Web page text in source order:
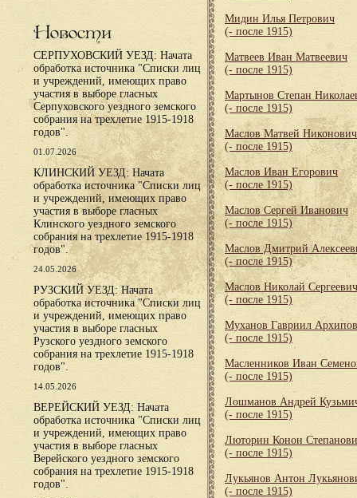
Новости
СЕРПУХОВСКИЙ УЕЗД: Начата
обработка источника "Списки лиц
и учреждений, имеющих право
участия в выборе гласных
Серпуховского уездного земского
собрания на трехлетие 1915-1918
годов".
01.07.2026
КЛИНСКИЙ УЕЗД: Начата
обработка источника "Списки лиц
и учреждений, имеющих право
участия в выборе гласных
Клинского уездного земского
собрания на трехлетие 1915-1918
годов".
24.05.2026
РУЗСКИЙ УЕЗД: Начата
обработка источника "Списки лиц
и учреждений, имеющих право
участия в выборе гласных
Рузского уездного земского
собрания на трехлетие 1915-1918
годов".
14.05.2026
ВЕРЕЙСКИЙ УЕЗД: Начата
обработка источника "Списки лиц
и учреждений, имеющих право
участия в выборе гласных
Верейского уездного земского
собрания на трехлетие 1915-1918
годов".
Мидин Илья Петрович
(- после 1915)
Матвеев Иван Матвеевич
(- после 1915)
Мартынов Степан
(- после 1915)
Маслов Матвей Никонович
(- после 1915)
Маслов Иван Егорович
(- после 1915)
Маслов Сергей Иванович
(- после 1915)
Маслов Дмитрий
(- после 1915)
Маслов Николай Сергеевич
(- после 1915)
Муханов Гавриил
(- после 1915)
Масленников Иван
(- после 1915)
Лошманов Андрей
(- после 1915)
Люторин Конон
(- после 1915)
Лукьянов Антон
(- после 1915)